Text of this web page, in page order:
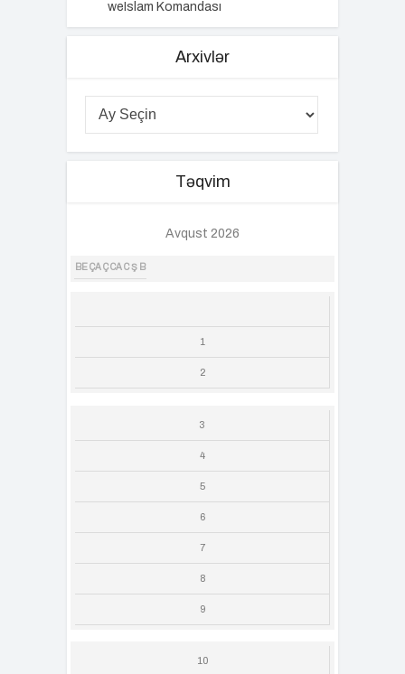
weIslam Komandası
Arxivlər
Təqvim
Avqust 2026
BE ÇA Ç CA C Ş B
1
2
3
4
5
6
7
8
9
10